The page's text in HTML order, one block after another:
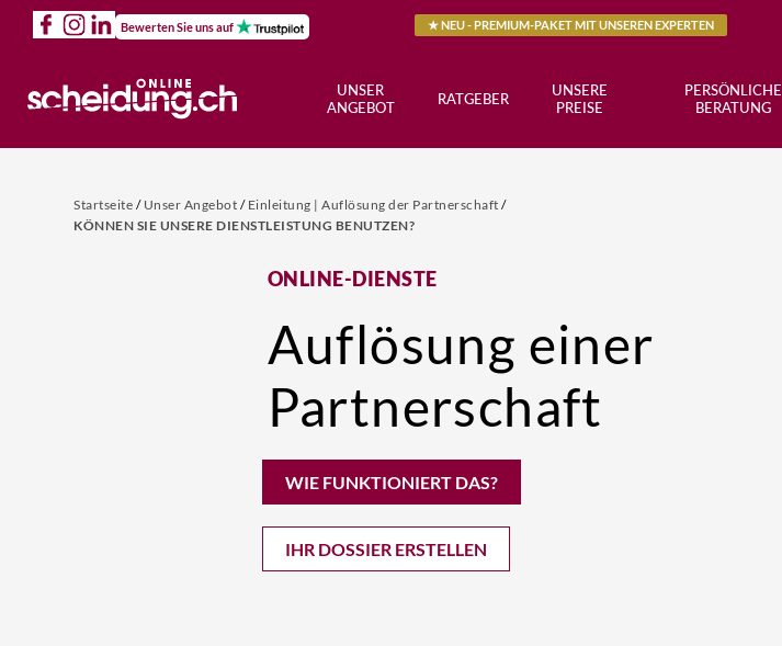
Bewerten Sie uns auf ★ NEU - PREMIUM-PAKET MIT UNSEREN EXPERTEN
UNSER
ANGEBOT
RATGEBER
UNSERE
PREISE
PERSÖNLICHE
BERATUNG
Startseite / Unser Angebot / Einleitung | Auflösung der Partnerschaft/
KÖNNEN SIE UNSERE DIENSTLEISTUNG BENUTZEN?
ONLINE-DIENSTE
Auflösung einer
Partnerschaft
WIE FUNKTIONIERT DAS?
IHR DOSSIER ERSTELLEN